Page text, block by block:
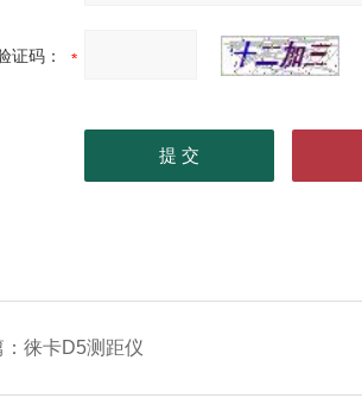
证码：
：徕卡D5测距仪